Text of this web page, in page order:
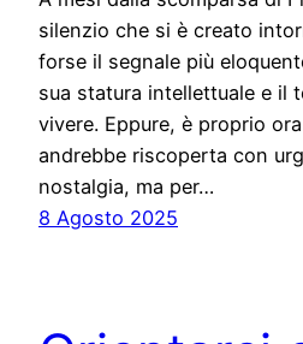
silenzio che si è creato
forse il segnale più
sua statura intellettuale e il
vivere. Eppure, è proprio
andrebbe riscoperta con
nostalgia, ma per…
8 Agosto 2025